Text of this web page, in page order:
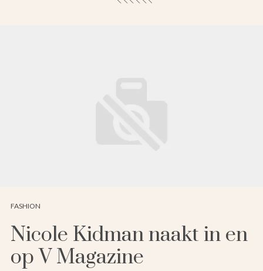
FASHION
Nicole Kidman naakt in en
op V Magazine